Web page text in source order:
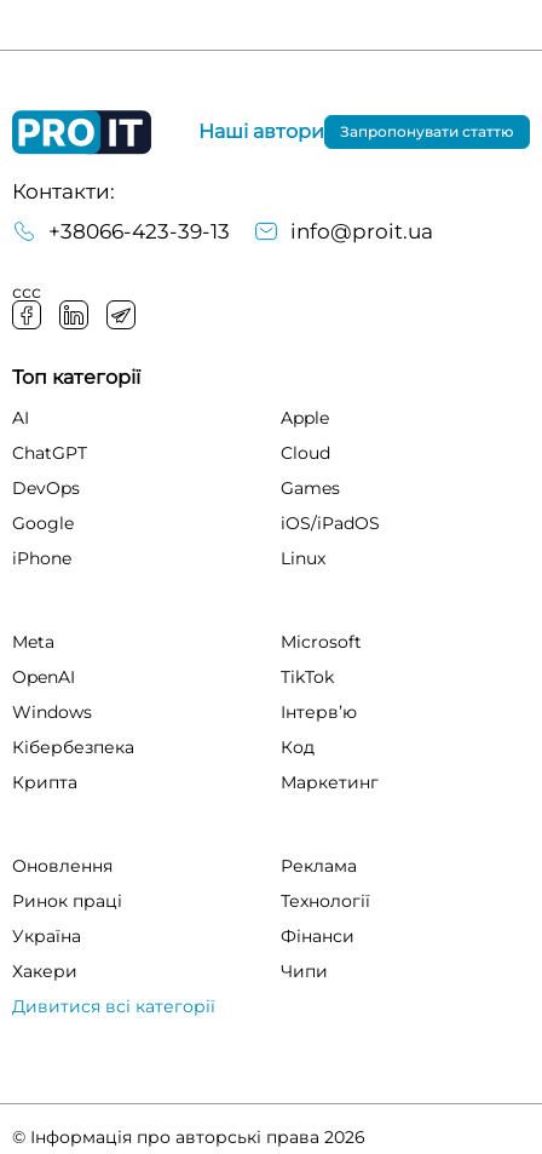
Контакти:
+38066-423-39-13
info@proit.ua
ссс
Наші автори Запропонувати статтю
Топ категорії
AI
Apple
ChatGPT
Cloud
DevOps
Games
Google
iOS/iPadOS
iPhone
Linux
Meta
Microsoft
OpenAI
TikTok
Windows
Інтервʼю
Кібербезпека
Код
Крипта
Маркетинг
Оновлення
Реклама
Ринок праці
Технології
Україна
Фінанси
Хакери
Чипи
Дивитися всі категорії
© Інформація про авторські права 2026